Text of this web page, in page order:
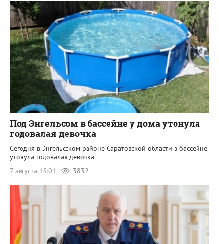
Под Энгельсом в бассейне у дома утонула
годовалая девочка
Сегодня в Энгельсском районе Саратовской области в бассейне
утонула годовалая девочка
7 августа 15:01
3832